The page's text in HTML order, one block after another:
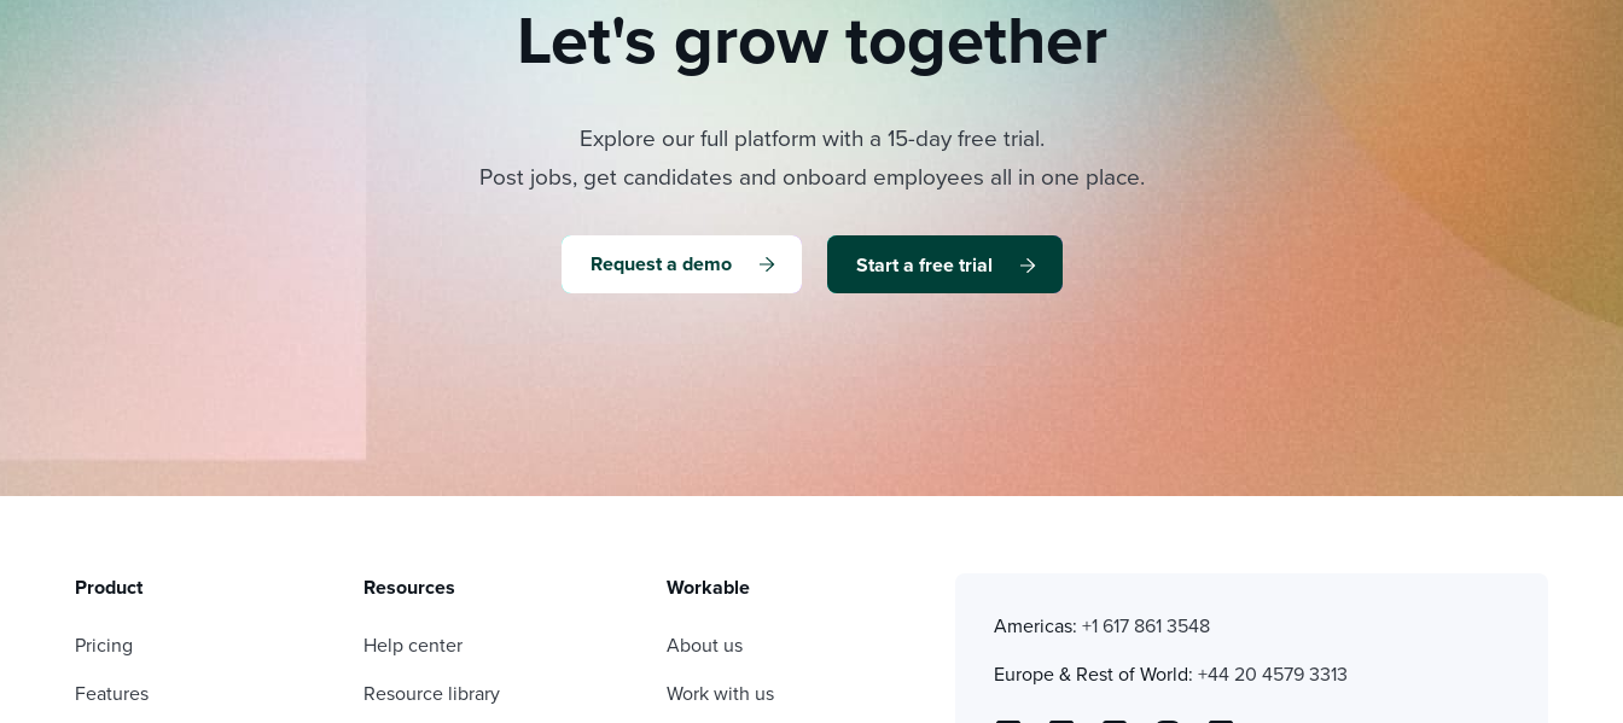
Let's grow together
Explore our full platform with a 15-day free trial.
Post jobs, get candidates and onboard employees all in one place.
Request a demo Start a free trial
Product
Pricing
Features
Resources
Help center
Resource library
Workable
About us
Work with us
Americas:+1 617 861 3548
Europe & Rest of World:+44 20 4579 3313